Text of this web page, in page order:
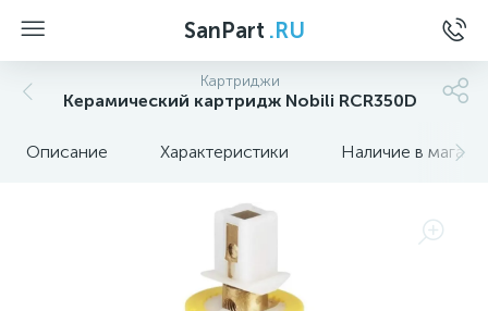
SanPart .RU
Картриджи
Керамический картридж Nobili RCR350D
Описание Характеристики Наличие в